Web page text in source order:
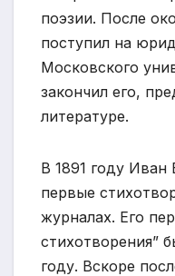
поэзии. После
поступил на
Московского
закончил его,
литературе.
В 1891 году Иван
первые
журналах. Его
стихотворения”
году. Вскоре